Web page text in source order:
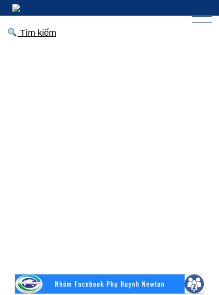
Tìm kiếm